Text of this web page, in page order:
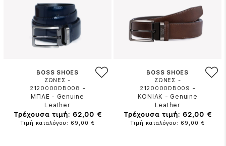
BOSS SHOES
ΖΩΝΕΣ -
2120000DB008 -
ΜΠΛΕ - Genuine
Leather
Τρέχουσα τιμή: 62,00 €
Τιμή καταλόγου: 69,00 €
BOSS SHOES
ΖΩΝΕΣ -
2120000DB009 -
ΚΟΝΙΑΚ - Genuine
Leather
Τρέχουσα τιμή: 62,00 €
Τιμή καταλόγου: 69,00 €